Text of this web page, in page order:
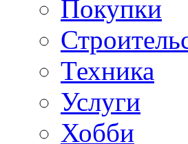
Покупки
Техника
Услуги
Хобби